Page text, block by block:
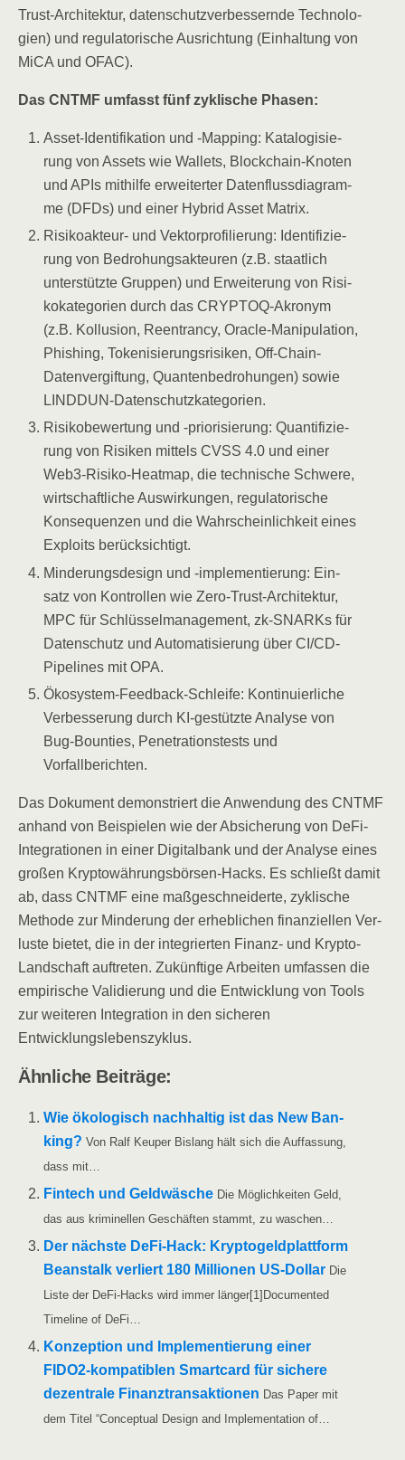
Trust-Archi­tek­tur, daten­schutz­ver­bes­sern­de Tech­no­lo­
gien) und regu­la­to­ri­sche Aus­rich­tung (Ein­hal­tung von
MiCA und OFAC).
Das CNTMF umfasst fünf zykli­sche Phasen:
Asset-Iden­ti­fi­ka­ti­on und ‑Map­ping: Kata­lo­gi­sie­
rung von Assets wie Wal­lets, Block­chain-Kno­ten
und APIs mit­hil­fe erwei­ter­ter Daten­fluss­dia­gram­
me (DFDs) und einer Hybrid Asset Matrix.
Risi­ko­ak­teur- und Vek­tor­pro­fi­lie­rung: Iden­ti­fi­zie­
rung von Bedro­hungs­ak­teu­ren (z.B. staat­lich
unter­stütz­te Grup­pen) und Erwei­te­rung von Risi­
ko­ka­te­go­rien durch das CRYP­TOQ-Akro­nym
(z.B. Kol­lu­si­on, Reen­tran­cy, Ora­cle-Mani­pu­la­ti­on,
Phis­hing, Toke­ni­sie­rungs­ri­si­ken, Off-Chain-
Daten­ver­gif­tung, Quan­ten­be­dro­hun­gen) sowie
LINDDUN-Datenschutzkategorien.
Risi­ko­be­wer­tung und ‑prio­ri­sie­rung: Quan­ti­fi­zie­
rung von Risi­ken mit­tels CVSS 4.0 und einer
Web3-Risi­ko-Heat­map, die tech­ni­sche Schwe­re,
wirt­schaft­li­che Aus­wir­kun­gen, regu­la­to­ri­sche
Kon­se­quen­zen und die Wahr­schein­lich­keit eines
Exploits berücksichtigt.
Min­de­rungs­de­sign und ‑imple­men­tie­rung: Ein­
satz von Kon­trol­len wie Zero-Trust-Archi­tek­tur,
MPC für Schlüs­sel­ma­nage­ment, zk-SNARKs für
Daten­schutz und Auto­ma­ti­sie­rung über CI/CD-
Pipe­lines mit OPA.
Öko­sys­tem-Feed­back-Schlei­fe: Kon­ti­nu­ier­li­che
Ver­bes­se­rung durch KI-gestütz­te Ana­ly­se von
Bug-Boun­ties, Pene­tra­ti­ons­tests und
Vorfallberichten.
Das Doku­ment demons­triert die Anwen­dung des CNTMF
anhand von Bei­spie­len wie der Absi­che­rung von DeFi-
Inte­gra­tio­nen in einer Digi­tal­bank und der Ana­ly­se eines
gro­ßen Kryp­to­wäh­rungs­bör­sen-Hacks. Es schließt damit
ab, dass CNTMF eine maß­ge­schnei­der­te, zykli­sche
Metho­de zur Min­de­rung der erheb­li­chen finan­zi­el­len Ver­
lus­te bie­tet, die in der inte­grier­ten Finanz- und Kryp­to-
Land­schaft auf­tre­ten. Zukünf­ti­ge Arbei­ten umfas­sen die
empi­ri­sche Vali­die­rung und die Ent­wick­lung von Tools
zur wei­te­ren Inte­gra­ti­on in den siche­ren
Entwicklungslebenszyklus.
Ähn­li­che Beiträge:
Wie öko­lo­gisch nach­hal­tig ist das New Ban­
king? Von Ralf Keu­per Bis­lang hält sich die Auf­fas­sung,
dass mit…
Fin­tech und Geld­wä­sche Die Mög­lich­kei­ten Geld,
das aus kri­mi­nel­len Geschäf­ten stammt, zu waschen…
Der nächs­te DeFi-Hack: Kryp­to­geld­platt­form
Bean­stalk ver­liert 180 Mil­lio­nen US-Dol­lar Die
Lis­te der DeFi-Hacks wird immer län­ger[1]Docu­men­ted
Time­line of DeFi…
Kon­zep­ti­on und Imple­men­tie­rung einer
FIDO2-kom­­pa­­ti­­blen Smart­card für siche­re
dezen­tra­le Finanz­trans­ak­tio­nen Das Paper mit
dem Titel “Con­cep­tu­al Design and Imple­men­ta­ti­on of…